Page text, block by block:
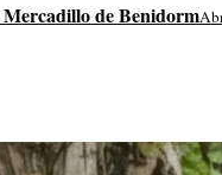
Mercadillo de Benidorm